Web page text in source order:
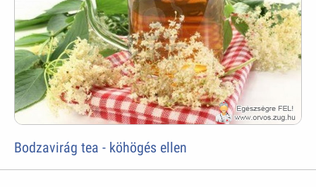
Bodzavirág tea - köhögés ellen